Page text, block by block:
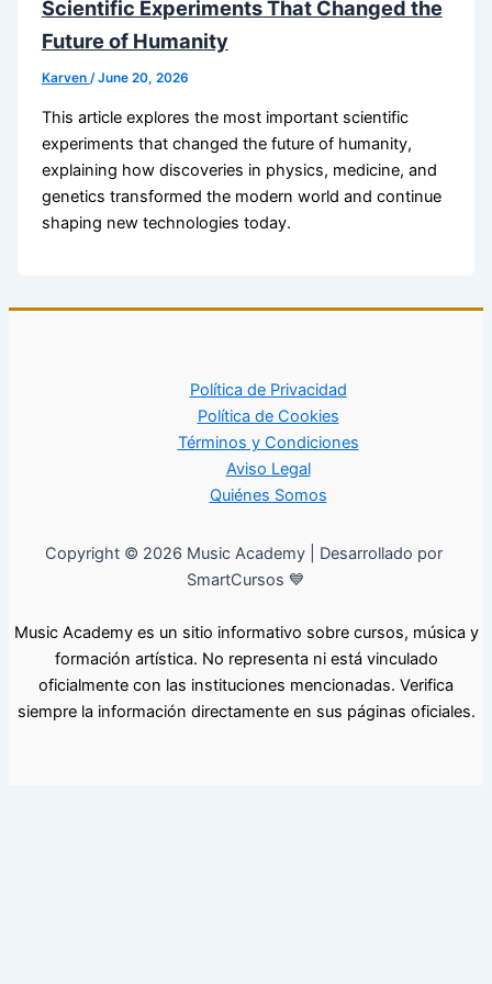
Scientific Experiments That Changed the
Future of Humanity
Karven /June 20, 2026
This article explores the most important scientific
experiments that changed the future of humanity,
explaining how discoveries in physics, medicine, and
genetics transformed the modern world and continue
shaping new technologies today.
Política de Privacidad
Política de Cookies
Términos y Condiciones
Aviso Legal
Quiénes Somos
Copyright © 2026 Music Academy | Desarrollado por
SmartCursos 💙
Music Academy es un sitio informativo sobre cursos, música y
formación artística. No representa ni está vinculado
oficialmente con las instituciones mencionadas. Verifica
siempre la información directamente en sus páginas oficiales.